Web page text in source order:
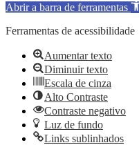
Abrir a barra de ferramentas
Ferramentas de acessibilidade
Aumentar texto
Diminuir texto
Escala de cinza
Alto Contraste
Contraste negativo
Luz de fundo
Links sublinhados